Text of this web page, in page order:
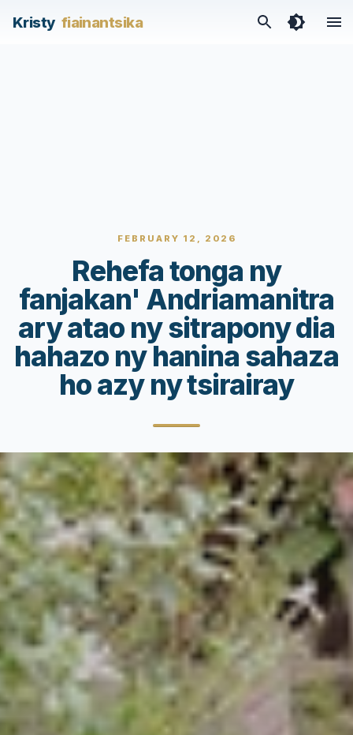
Kristy fiainantsika
FEBRUARY 12, 2026
Rehefa tonga ny
fanjakan' Andriamanitra
ary atao ny sitrapony dia
hahazo ny hanina sahaza
ho azy ny tsirairay